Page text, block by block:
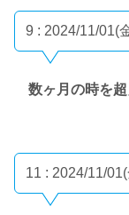
9 : 2024/11/01(
数ヶ月の時を
11 : 2024/11/